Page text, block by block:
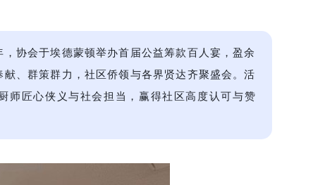
协会于埃德蒙顿举办首届公益筹款百人宴，盈余
、群策群力，社区侨领与各界贤达齐聚盛会。活
师匠心侠义与社会担当，赢得社区高度认可与赞